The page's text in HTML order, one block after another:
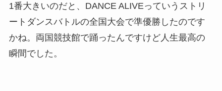
1番大きいのだと、DANCE ALIVEっていうストリ
ートダンスバトルの全国大会で準優勝したのです
かね。両国競技館で踊ったんですけど人生最高の
瞬間でした。